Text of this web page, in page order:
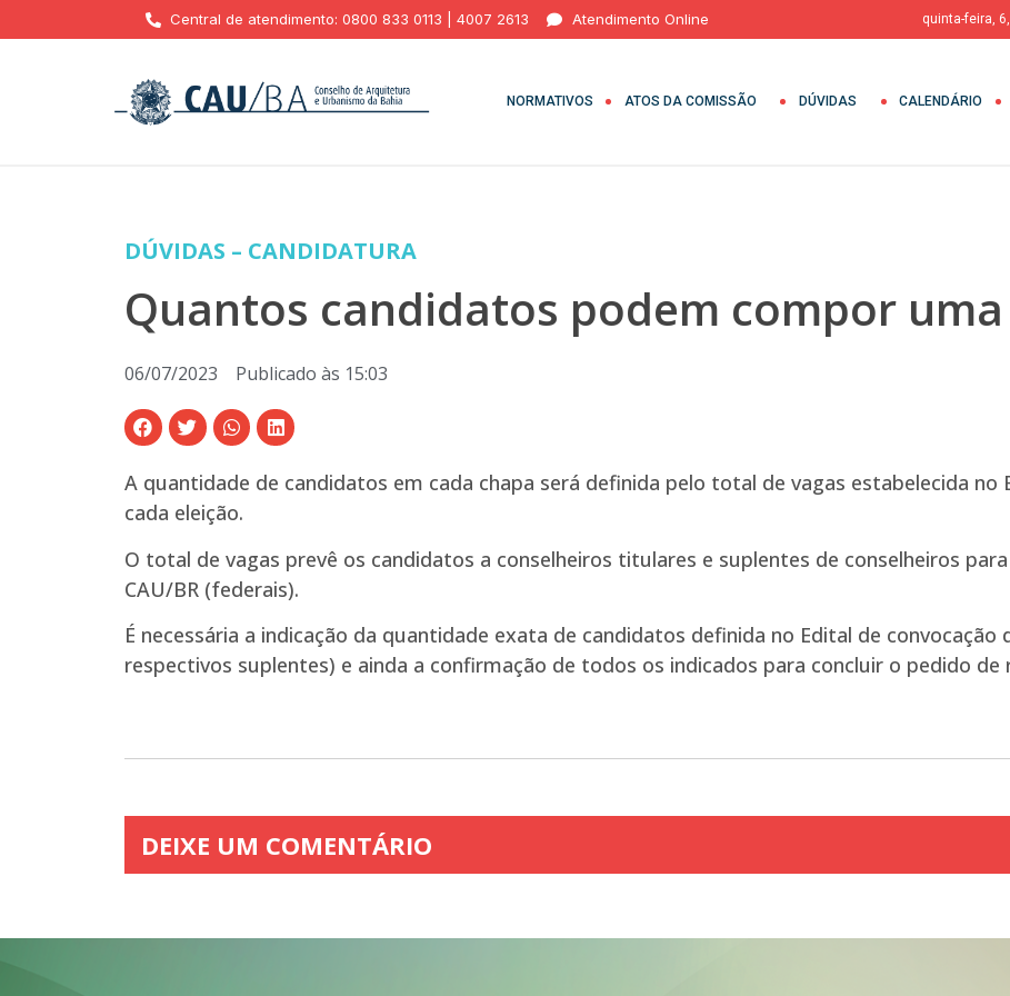
Central de atendimento: 0800 833 0113 | 4007 2613 Atendimento Online quinta-feira,
NORMATIVOS ATOS DA COMISSÃO DÚVIDAS CALENDÁRIO
DÚVIDAS – CANDIDATURA
Quantos candidatos podem compor uma
06/07/2023 Publicado às 15:03
A quantidade de candidatos em cada chapa será definida pelo total de vagas estabelecida no
cada eleição.
O total de vagas prevê os candidatos a conselheiros titulares e suplentes de conselheiros
CAU/BR (federais).
É necessária a indicação da quantidade exata de candidatos definida no Edital de
respectivos suplentes) e ainda a confirmação de todos os indicados para concluir o pedido
DEIXE UM COMENTÁRIO